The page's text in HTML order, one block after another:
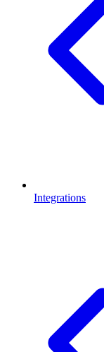
Integrations